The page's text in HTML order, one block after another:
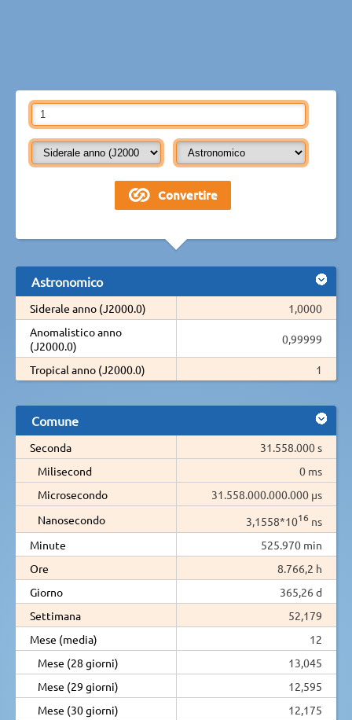
Astronomico
Siderale anno (J2000.0)
1,0000
Anomalistico anno
(J2000.0)
0,99999
Tropical anno (J2000.0) 1
Comune
Seconda
31.558.000 s
Milisecond
0 ms
Microsecondo
31.558.000.000.000 µs
Nanosecondo
3,1558*1016 ns
Minute
525.970 min
Ore
8.766,2 h
Giorno
365,26 d
Settimana
52,179
Mese (media)
12
Mese (28 giorni)
13,045
Mese (29 giorni)
12,595
Mese (30 giorni)
12,175